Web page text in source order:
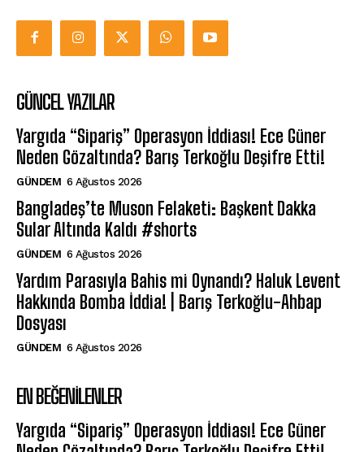
GÜNCEL YAZILAR
Yargıda “Sipariş” Operasyon İddiası! Ece Güner
Neden Gözaltında? Barış Terkoğlu Deşifre Etti!
GÜNDEM 6 Ağustos 2026
Bangladeş’te Muson Felaketi: Başkent Dakka
Sular Altında Kaldı #shorts
GÜNDEM 6 Ağustos 2026
Yardım Parasıyla Bahis mi Oynandı? Haluk Levent
Hakkında Bomba İddia! | Barış Terkoğlu-Ahbap
Dosyası
GÜNDEM 6 Ağustos 2026
EN BEĞENILENLER
Yargıda “Sipariş” Operasyon İddiası! Ece Güner